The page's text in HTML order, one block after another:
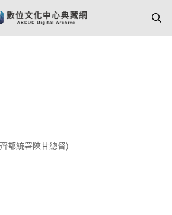
都統署陝甘總督)